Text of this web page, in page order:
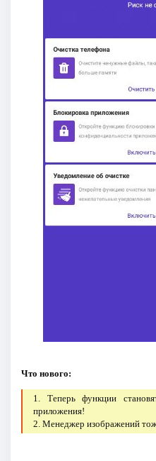
Что нового:
1. Теперь функции
приложения!
2. Менеджер изображений